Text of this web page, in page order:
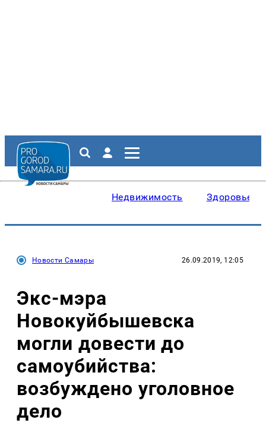
Недвижимость Здоровье
Новости Самары 26.09.2019, 12:05
Экс-мэра
Новокуйбышевска
могли довести до
самоубийства:
возбуждено уголовное
дело